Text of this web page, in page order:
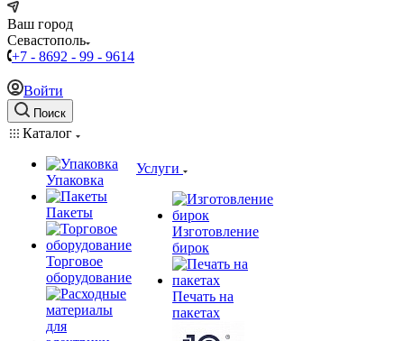
Ваш город
Севастополь
+7 - 8692 - 99 - 9614
Войти
Поиск
Каталог
Упаковка
Пакеты
Торговое
оборудование
Услуги
Изготовление
бирок
Печать на
пакетах